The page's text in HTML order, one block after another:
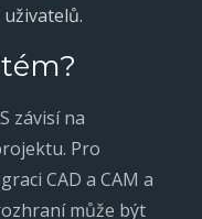
závisí na
Pro
CAD a CAM a
může být